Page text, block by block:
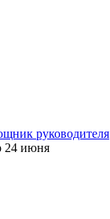
руководителя
24 июня